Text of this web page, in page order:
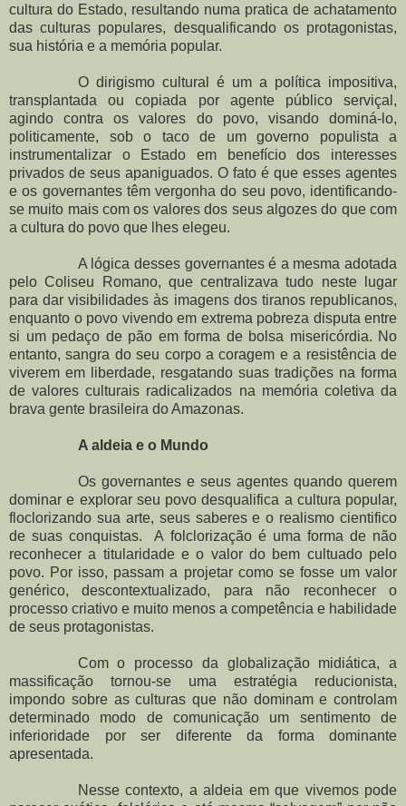
cultura do Estado, resultando numa pratica de achatamento
das culturas populares, desqualificando os protagonistas,
sua história e a memória popular.
O dirigismo cultural é um a política impositiva,
transplantada ou copiada por agente público serviçal,
agindo contra os valores do povo, visando dominá-lo,
politicamente, sob o taco de um governo populista a
instrumentalizar o Estado em benefício dos interesses
privados de seus apaniguados. O fato é que esses agentes
e os governantes têm vergonha do seu povo, identificando-
se muito mais com os valores dos seus algozes do que com
a cultura do povo que lhes elegeu.
A lógica desses governantes é a mesma adotada
pelo Coliseu Romano, que centralizava tudo neste lugar
para dar visibilidades às imagens dos tiranos republicanos,
enquanto o povo vivendo em extrema pobreza disputa entre
si um pedaço de pão em forma de bolsa misericórdia. No
entanto, sangra do seu corpo a coragem e a resistência de
viverem em liberdade, resgatando suas tradições na forma
de valores culturais radicalizados na memória coletiva da
brava gente brasileira do Amazonas.
A aldeia e o Mundo
Os governantes e seus agentes quando querem
dominar e explorar seu povo desqualifica a cultura popular,
floclorizando sua arte, seus saberes e o realismo cientifico
de suas conquistas. A folclorização é uma forma de não
reconhecer a titularidade e o valor do bem cultuado pelo
povo. Por isso, passam a projetar como se fosse um valor
genérico, descontextualizado, para não reconhecer o
processo criativo e muito menos a competência e habilidade
de seus protagonistas.
Com o processo da globalização midiática, a
massificação tornou-se uma estratégia reducionista,
impondo sobre as culturas que não dominam e controlam
determinado modo de comunicação um sentimento de
inferioridade por ser diferente da forma dominante
apresentada.
Nesse contexto, a aldeia em que vivemos pode